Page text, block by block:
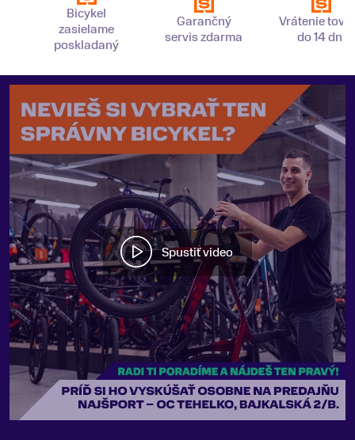
Bicykel
zasielame
poskladaný
Garančný
servis zdarma
Vrátenie
do 14 dní
Spustiť video